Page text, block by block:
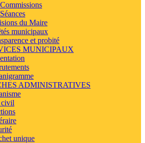
du Maire
municipaux
et probité
MUNICIPAUX
ADMINISTRATIVES
civil
unique